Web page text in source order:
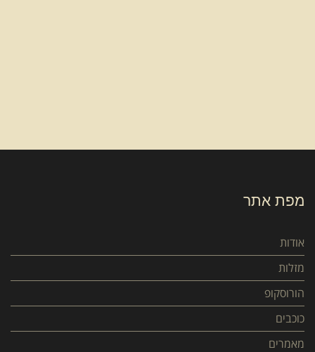
מפת אתר
אודות
מזלות
הורוסקופ
כוכבים
מאמרים